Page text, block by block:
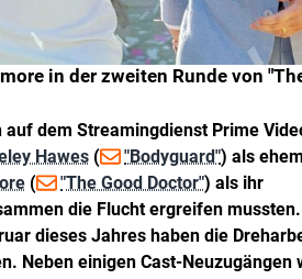
in der zweiten Runde von
dem Streamingdienst Prime
Hawes ( "Bodyguard") als
( "The Good Doctor") als ihr
die Flucht ergreifen
dieses Jahres haben die
Neben einigen Cast-Neuzugängen